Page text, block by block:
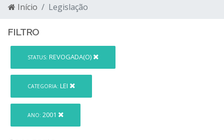
Início Legislação
FILTRO
STATUS: REVOGADA(O)
CATEGORIA: LEI
ANO: 2001